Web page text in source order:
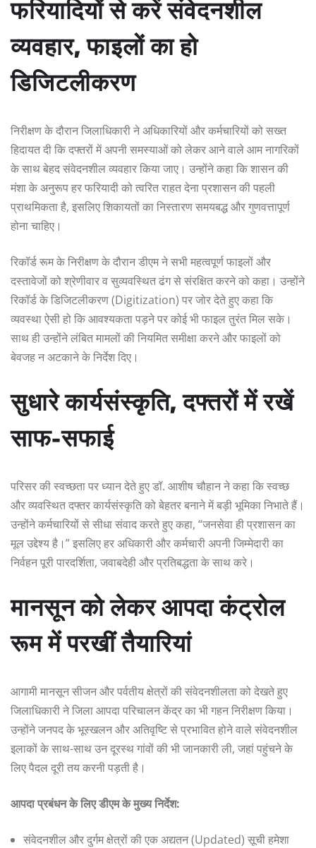
फरियादियों से करें संवेदनशील
व्यवहार, फाइलों का हो
डिजिटलीकरण
निरीक्षण के दौरान जिलाधिकारी ने अधिकारियों और कर्मचारियों को सख्त
हिदायत दी कि दफ्तरों में अपनी समस्याओं को लेकर आने वाले आम नागरिकों
के साथ बेहद संवेदनशील व्यवहार किया जाए। उन्होंने कहा कि शासन की
मंशा के अनुरूप हर फरियादी को त्वरित राहत देना प्रशासन की पहली
प्राथमिकता है, इसलिए शिकायतों का निस्तारण समयबद्ध और गुणवत्तापूर्ण
होना चाहिए।
रिकॉर्ड रूम के निरीक्षण के दौरान डीएम ने सभी महत्वपूर्ण फाइलों और
दस्तावेजों को श्रेणीवार व सुव्यवस्थित ढंग से संरक्षित करने को कहा। उन्होंने
रिकॉर्ड के डिजिटलीकरण (Digitization) पर जोर देते हुए कहा कि
व्यवस्था ऐसी हो कि आवश्यकता पड़ने पर कोई भी फाइल तुरंत मिल सके।
साथ ही उन्होंने लंबित मामलों की नियमित समीक्षा करने और फाइलों को
बेवजह न अटकाने के निर्देश दिए।
सुधारे कार्यसंस्कृति, दफ्तरों में रखें
साफ-सफाई
परिसर की स्वच्छता पर ध्यान देते हुए डॉ. आशीष चौहान ने कहा कि स्वच्छ
और व्यवस्थित दफ्तर कार्यसंस्कृति को बेहतर बनाने में बड़ी भूमिका निभाते हैं।
उन्होंने कर्मचारियों से सीधा संवाद करते हुए कहा, “जनसेवा ही प्रशासन का
मूल उद्देश्य है।” इसलिए हर अधिकारी और कर्मचारी अपनी जिम्मेदारी का
निर्वहन पूरी पारदर्शिता, जवाबदेही और प्रतिबद्धता के साथ करे।
मानसून को लेकर आपदा कंट्रोल
रूम में परखीं तैयारियां
आगामी मानसून सीजन और पर्वतीय क्षेत्रों की संवेदनशीलता को देखते हुए
जिलाधिकारी ने जिला आपदा परिचालन केंद्र का भी गहन निरीक्षण किया।
उन्होंने जनपद के भूस्खलन और अतिवृष्टि से प्रभावित होने वाले संवेदनशील
इलाकों के साथ-साथ उन दूरस्थ गांवों की भी जानकारी ली, जहां पहुंचने के
लिए पैदल दूरी तय करनी पड़ती है।
आपदा प्रबंधन के लिए डीएम के मुख्य निर्देश:
संवेदनशील और दुर्गम क्षेत्रों की एक अद्यतन (Updated) सूची हमेशा